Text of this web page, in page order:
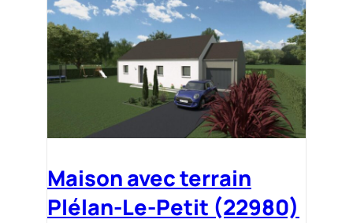
Maison avec terrain
Plélan-Le-Petit (22980)